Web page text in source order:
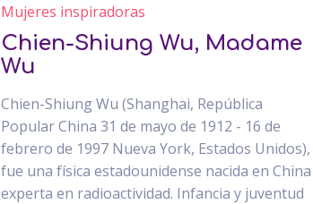
Mujeres inspiradoras
Chien-Shiung Wu, Madame
Wu
Chien-Shiung Wu (Shanghai, República
Popular China 31 de mayo de 1912 - 16 de
febrero de 1997 Nueva York, Estados Unidos),
fue una física estadounidense nacida en China
experta en radioactividad. Infancia y juventud